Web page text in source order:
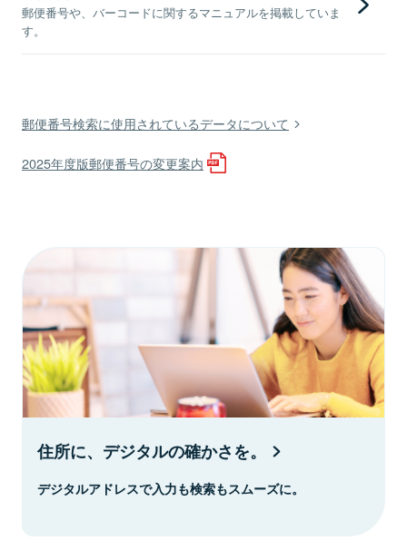
郵便番号や、バーコードに関するマニュアルを掲載していま
す。
郵便番号検索に使用されているデータについて
2025年度版郵便番号の変更案内
住所に、デジタルの確かさを。
デジタルアドレスで入力も検索もスムーズに。